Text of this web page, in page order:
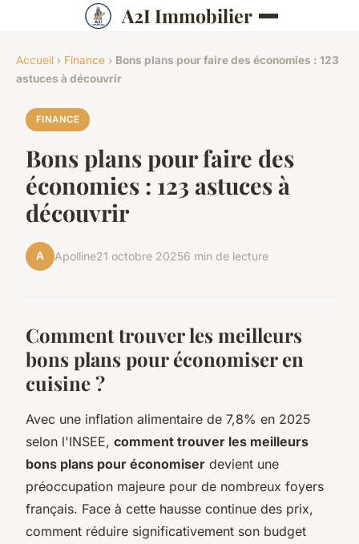
A2I Immobilier
Accueil › Finance › Bons plans pour faire des économies : 123
astuces à découvrir
FINANCE
Bons plans pour faire des
économies : 123 astuces à
découvrir
A Apolline21 octobre 20256 min de lecture
Comment trouver les meilleurs
bons plans pour économiser en
cuisine ?
Avec une inflation alimentaire de 7,8% en 2025
selon l'INSEE, comment trouver les meilleurs
bons plans pour économiser devient une
préoccupation majeure pour de nombreux foyers
français. Face à cette hausse continue des prix,
comment réduire significativement son budget